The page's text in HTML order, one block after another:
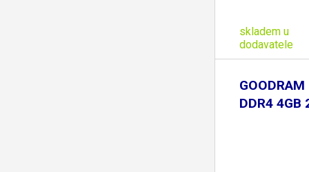
skladem u
dodavatele
DDR4 4GB